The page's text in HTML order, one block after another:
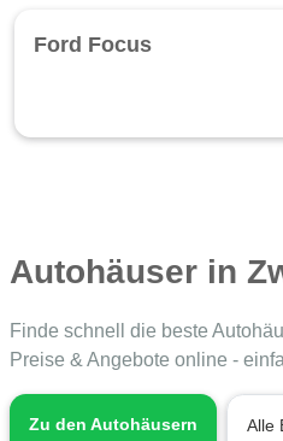
Ford Focus
Autohäuser in
Finde schnell die beste
Preise & Angebote online -
Zu den Autohäusern Alle